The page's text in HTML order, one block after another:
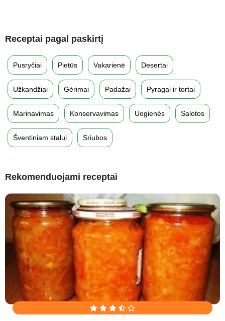
Receptai pagal paskirtį
Pusryčiai Pietūs Vakarienė Desertai
Užkandžiai Gėrimai Padažai Pyragai ir tortai
Marinavimas Konservavimas Uogienės Salotos
Šventiniam stalui Sriubos
Rekomenduojami receptai